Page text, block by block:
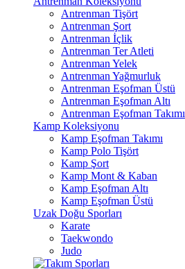
Antrenman Tişört
Antrenman Şort
Antrenman İçlik
Antrenman Ter Atleti
Antrenman Yelek
Antrenman Yağmurluk
Antrenman Eşofman Üstü
Antrenman Eşofman Altı
Antrenman Eşofman Takımı
Kamp Koleksiyonu
Kamp Eşofman Takımı
Kamp Polo Tişört
Kamp Şort
Kamp Mont & Kaban
Kamp Eşofman Altı
Kamp Eşofman Üstü
Uzak Doğu Sporları
Karate
Taekwondo
Judo